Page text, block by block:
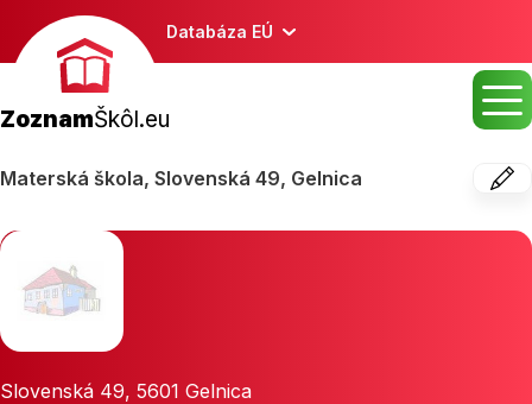
Databáza EÚ
ZoznamŠkôl.eu
Materská škola, Slovenská 49, Gelnica
Slovenská 49, 5601 Gelnica